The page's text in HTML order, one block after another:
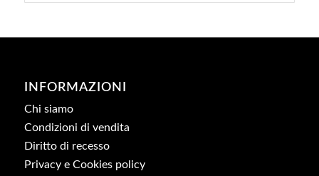
INFORMAZIONI
Chi siamo
Condizioni di vendita
Diritto di recesso
Privacy e Cookies policy